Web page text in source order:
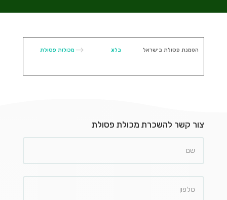
$ מכולות פסולת בלוג הטמנת פסולת בישראל
צור קשר להשכרת מכולת פסולת